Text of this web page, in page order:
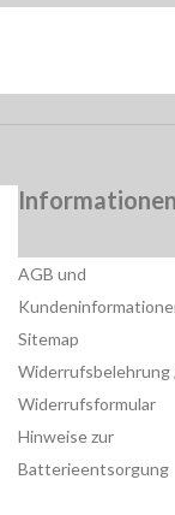
Informationen
AGB und
Sitemap
Widerrufsbelehrung
Widerrufsformular
Hinweise zur
Batterieentsorgung